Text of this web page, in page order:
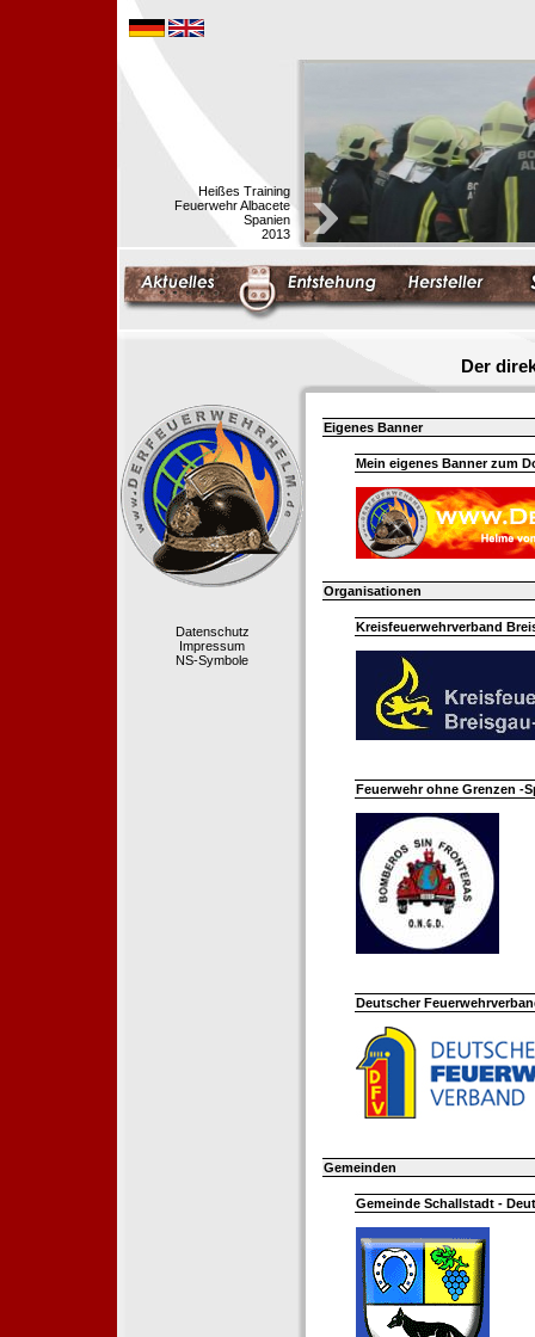
Heißes Training
Feuerwehr Albacete
Spanien
2013
Der
Datenschutz
Impressum
NS-Symbole
Eigenes Banner
Mein eigenes Banner zum
Organisationen
Kreisfeuerwehrverband
Feuerwehr ohne Grenzen -
Deutscher
Gemeinden
Gemeinde Schallstadt -